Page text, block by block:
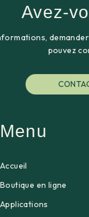
Avez-
pouvez
Menu
Accueil
Boutique en ligne
Applications